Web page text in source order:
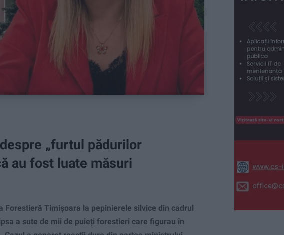
„furtul pădurilor
au fost luate măsuri
Forestieră Timișoara la pepinierele silvice din cadrul
a sute de mii de puieți forestieri care figurau în